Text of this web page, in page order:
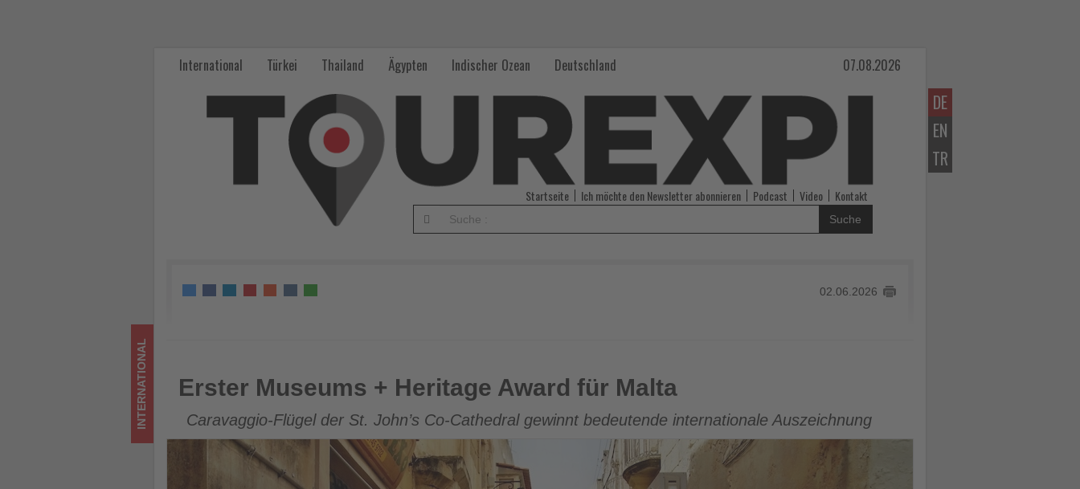
DE
EN
TR
International Türkei Thailand Ägypten Indischer Ozean Deutschland 07.08.2026
Startseite Ich möchte den Newsletter abonnieren Podcast Video Kontakt
Suche
02.06.2026
Erster Museums + Heritage Award für Malta
INTERNATIONAL Erster Museums + Heritage Award für Malta
Caravaggio-Flügel der St. John’s Co-Cathedral gewinnt bedeutende internationale Auszeichnung